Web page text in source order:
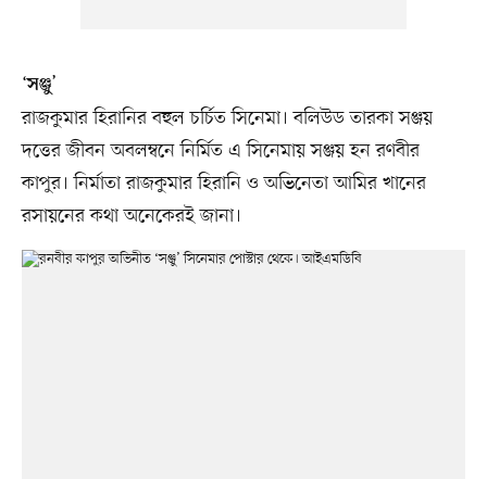
‘সঞ্জু’
রাজকুমার হিরানির বহুল চর্চিত সিনেমা। বলিউড তারকা সঞ্জয়
দত্তের জীবন অবলম্বনে নির্মিত এ সিনেমায় সঞ্জয় হন রণবীর
কাপুর। নির্মাতা রাজকুমার হিরানি ও অভিনেতা আমির খানের
রসায়নের কথা অনেকেরই জানা।